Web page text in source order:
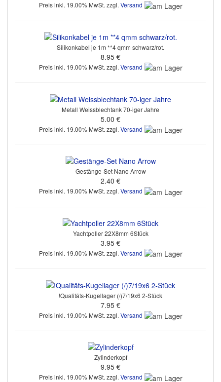
Preis inkl. 19.00% MwSt. zzgl. Versand
Silikonkabel je 1m **4 qmm schwarz/rot.
8.95 €
Preis inkl. 19.00% MwSt. zzgl. Versand
Metall Weissblechtank 70-iger Jahre
5.00 €
Preis inkl. 19.00% MwSt. zzgl. Versand
Gestänge-Set Nano Arrow
2.40 €
Preis inkl. 19.00% MwSt. zzgl. Versand
Yachtpoller 22X8mm 6Stück
3.95 €
Preis inkl. 19.00% MwSt. zzgl. Versand
!Qualitäts-Kugellager (/)7/19x6 2-Stück
7.95 €
Preis inkl. 19.00% MwSt. zzgl. Versand
Zylinderkopf
9.95 €
Preis inkl. 19.00% MwSt. zzgl. Versand